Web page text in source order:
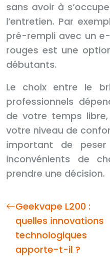
sans avoir à
l’entretien. Par
pré-rempli avec un
rouges est une
débutants.
Le choix entre le
professionnels
de votre temps
votre niveau de
important de
inconvénients de
prendre une décision.
Geekvape L200 :
quelles innovations
technologiques
apporte-t-il ?